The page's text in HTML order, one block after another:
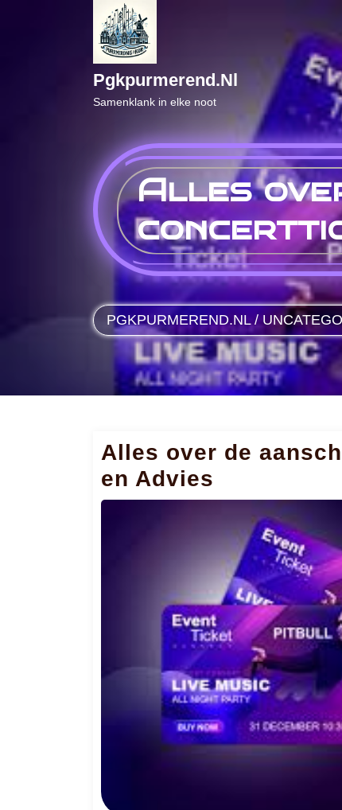
Pgkpurmerend.nl
Samenklank in elke noot
Alles
PGKPURMEREND.NL /
Alles over de
en Advies